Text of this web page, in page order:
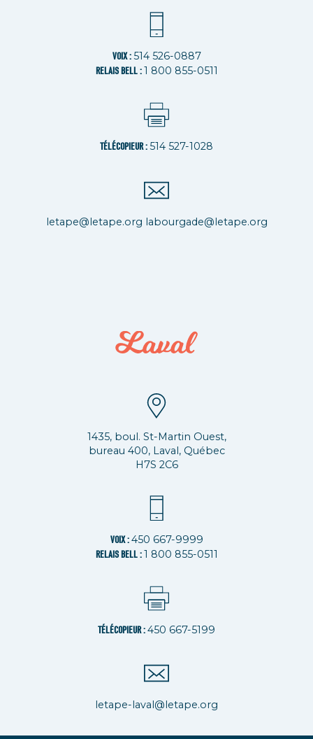
VOIX :514 526-0887
RELAIS BELL :1 800 855-0511
TÉLÉCOPIEUR :514 527-1028
letape@letape.org labourgade@letape.org
1435, boul. St-Martin Ouest,
bureau 400, Laval, Québec
H7S 2C6
VOIX :450 667-9999
RELAIS BELL :1 800 855-0511
TÉLÉCOPIEUR :450 667-5199
letape-laval@letape.org